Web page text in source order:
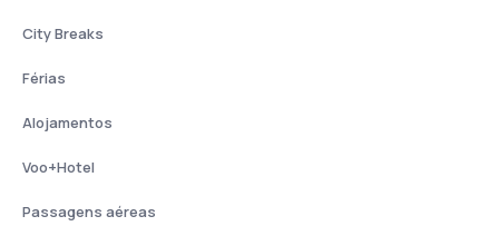
City Breaks
Férias
Alojamentos
Voo+Hotel
Passagens aéreas